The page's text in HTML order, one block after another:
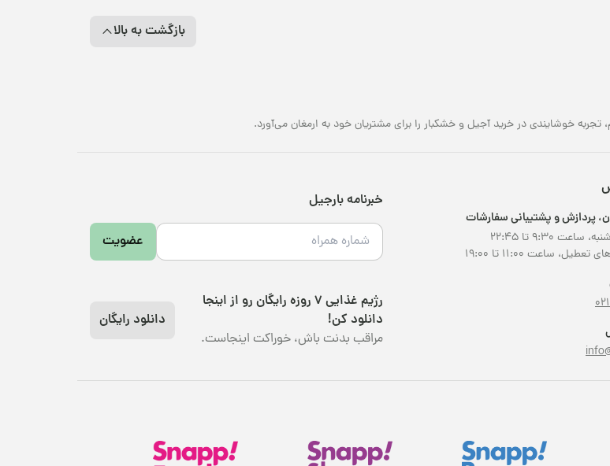
بازگشت به بالا
خوشایندی در خرید آجیل و خشکبار را برای مشتریان خود به ارمغان می‌آورد.
پردازش و پشتیبانی سفارشات
۹:۳۰ تا ۲۲:۴۵
ساعت ۱۱:۰۰ تا ۱۹:۰۰
خبرنامه بارجیل
عضویت
رژیم غذایی 7 روزه رایگان رو از اینجا
دانلود کن!
مراقب بدنت باش، خوراکت اینجاست.
دانلود رایگان